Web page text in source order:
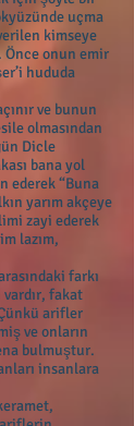
uçma
kimseye
Önce onun emir
hududa
ve bunun
olmasından
Dicle
bana yol
ederek “Buna
yarım akçeye
zayi ederek
lazım,
farkı
fakat
arifler
ve onların
bulmuştur.
insanlara